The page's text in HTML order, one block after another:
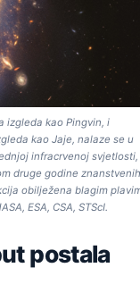
izgleda kao Pingvin, i
kao Jaje, nalaze se u
infracrvenoj svjetlosti,
druge godine znanstvenih
obilježena blagim
ESA, CSA, STScI.
postala